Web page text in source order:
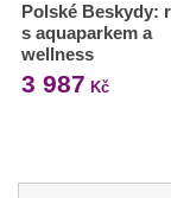
Polské Beskydy:
s aquaparkem a
wellness
3 987 Kč